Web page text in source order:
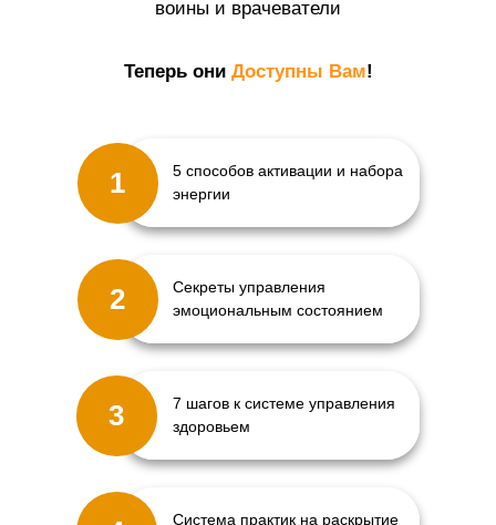
воины и врачеватели
Теперь они Доступны Вам!
1
5 способов активации и набора
энергии
2
Секреты управления
эмоциональным состоянием
3
7 шагов к системе управления
здоровьем
Система практик на раскрытие